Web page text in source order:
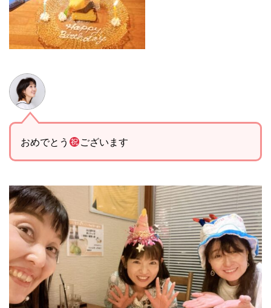
おめでとう ございます